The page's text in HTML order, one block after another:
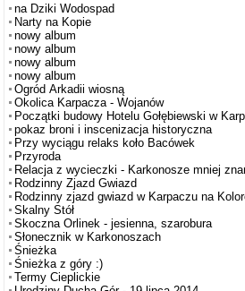
na Dziki Wodospad
Narty na Kopie
nowy album
nowy album
nowy album
nowy album
Ogród Arkadii wiosną
Okolica Karpacza - Wojanów
Początki budowy Hotelu Gołębiewski w
pokaz broni i inscenizacja historyczna
Przy wyciągu relaks koło Bacówek
Przyroda
Relacja z wycieczki - Karkonosze mniej
Rodzinny Zjazd Gwiazd
Rodzinny zjazd gwiazd w Karpaczu na
Skalny Stół
Skoczna Orlinek - jesienna, szarobura
Słonecznik w Karkonoszach
Śnieżka
Śnieżka z góry :)
Termy Cieplickie